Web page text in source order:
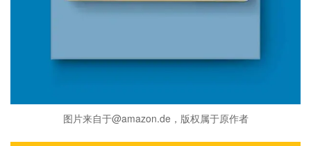
图片来自于@amazon.de，版权属于原作者